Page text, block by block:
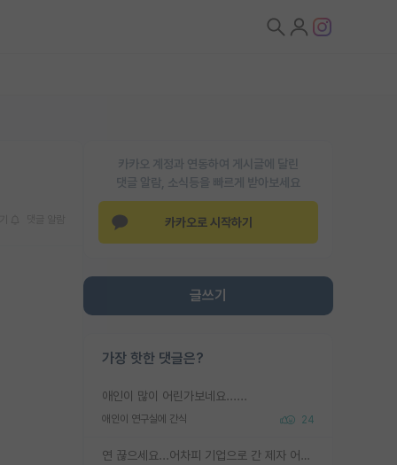
카카오 계정과 연동하여 게시글에 달린
댓글 알람, 소식등을 빠르게 받아보세요
카카오로 시작하기
글쓰기
가장 핫한 댓글은?
애인이 많이 어린가보네요......
애인이 연구실에 간식 24
연 끊으세요...어차피 기업으로 간 제자 어떻게 못합니다. 기업에서는 교수들 사기꾼으로 보는 시선도 강하고, 앞에서나 교수님하고 떠받들어주지 많이 무시합니다. 영향력도 0에 수렴합니다. 그리고 생각해보십시오. 석사로 기업간 제자가 무슨 힘이 있다고 과제를 달라고 합니까? 말만 교수지 무능력자라고 생각합니다. 세금이 아깝습니다.